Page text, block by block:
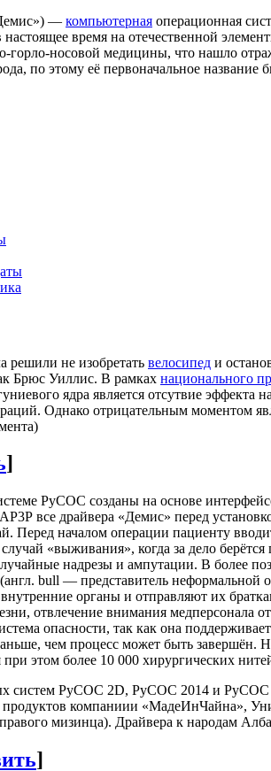
— компьютерная операционная
настоящее время на отечественной
горло-носовой медицины, что нашло
по этому её первоначальное
решили не изобретать велосипед и
Брюс Уиллис. В рамках национального
ядра является отсутвие
Однако отрицательным моментом
]
РуСОС созданы на основе
все драйвера «Демис» перед
Перед началом операции пациенту
«выживания», когда за дело
надрезы и ампутации. В более
bull — представитель неформальной
внутренние органы и отправляют их
отвлечение внимания медперсонала
опасности, так как она
чем процесс может быть завершён.
при этом более 10 000 хирургических
систем РуСОС 2D, РуСОС 2014 и РуСОС
компаниии «МадеИнЧайна»,
мизинца). Драйвера к народам
]